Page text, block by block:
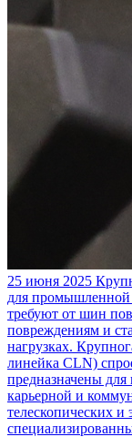
25 июня 2025
для промышленной
требуют от шин
повреждениям и
нагрузках.
линейка CLN)
предназначены для
карьерной и
телескопических и